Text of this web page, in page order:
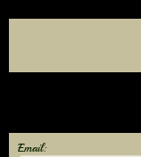
Email: